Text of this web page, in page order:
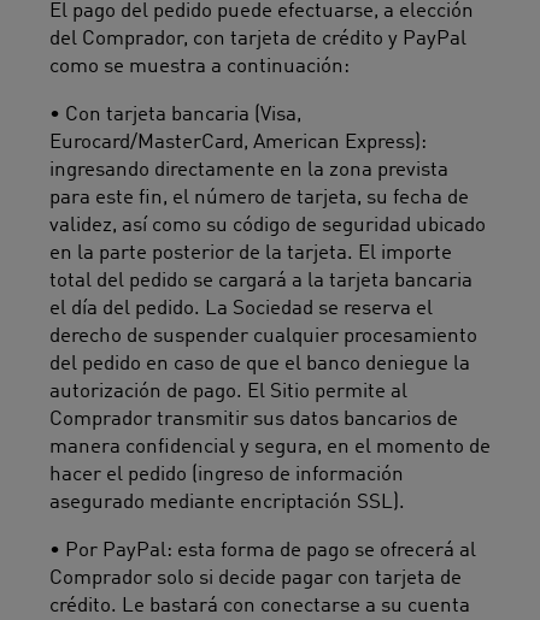
El pago del pedido puede efectuarse, a elección
del Comprador, con tarjeta de crédito y PayPal
como se muestra a continuación:
• Con tarjeta bancaria (Visa,
Eurocard/MasterCard, American Express):
ingresando directamente en la zona prevista
para este fin, el número de tarjeta, su fecha de
validez, así como su código de seguridad ubicado
en la parte posterior de la tarjeta. El importe
total del pedido se cargará a la tarjeta bancaria
el día del pedido. La Sociedad se reserva el
derecho de suspender cualquier procesamiento
del pedido en caso de que el banco deniegue la
autorización de pago. El Sitio permite al
Comprador transmitir sus datos bancarios de
manera confidencial y segura, en el momento de
hacer el pedido (ingreso de información
asegurado mediante encriptación SSL).
• Por PayPal: esta forma de pago se ofrecerá al
Comprador solo si decide pagar con tarjeta de
crédito. Le bastará con conectarse a su cuenta